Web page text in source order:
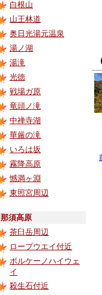
白根山
山王林道
奥日光湯元温泉
湯ノ湖
湯滝
光徳
戦場ガ原
竜頭ノ滝
中禅寺湖
華厳の滝
いろは坂
霧降高原
憾満ヶ淵
東照宮周辺
那須高原
茶臼岳周辺
ロープウエイ付近
ボルケーノハイウェ
イ
殺生石付近